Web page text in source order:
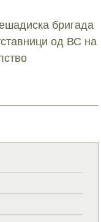
бригада
од ВС на